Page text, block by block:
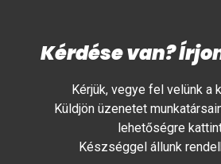
Kérdése van?
Kérjük, vegye fel velünk a
Küldjön üzenetet
lehetőségre
Készséggel állunk